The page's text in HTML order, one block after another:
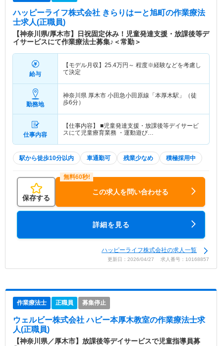
ハッピーライフ株式会社 きらりはーと旭町の作業療法
士求人(正職員)
【神奈川県/厚木市】日祝固定休み！児童発達支援・放課後等デ
イサービスにて作業療法士募集♪＜常勤＞
給与
【モデル月収】 25.4万円～ 程度※経験などを考慮し
て決定
勤務地
神奈川県 厚木市 小田急小田原線「本厚木駅」（徒
歩6分）
仕事内容
【仕事内容】 ■児童発達支援・放課後等デイサービ
スにて児童療育業務 ・運動遊び…
駅から徒歩10分以内 車通勤可 残業少なめ 積極採用中
保存する
この求人を問い合わせる
詳細を見る
ハッピーライフ株式会社の求人一覧
更新日：2026/04/27 求人番号：10168857
作業療法士 正職員 募集停止
ウェルビー株式会社 ハビー本厚木教室の作業療法士求
人(正職員)
【神奈川県／厚木市】放課後等デイサービスで児童指導員募